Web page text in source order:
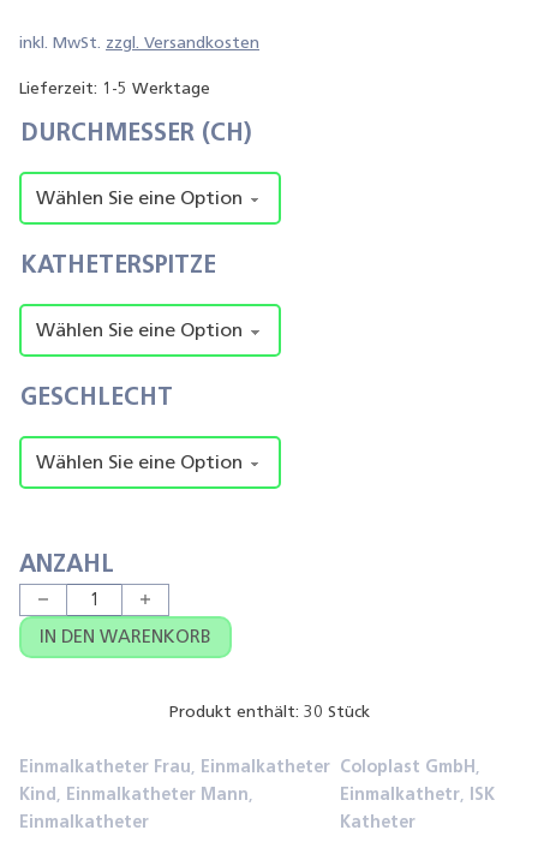
inkl. MwSt. zzgl. Versandkosten
Lieferzeit: 1-5 Werktage
DURCHMESSER (CH)
KATHETERSPITZE
GESCHLECHT
ANZAHL
Coloplast SpeediCath® Einmalkatheter für Männer,
IN DEN WARENKORB
Produkt enthält: 30 Stück
Einmalkatheter Frau, Einmalkatheter
Kind , Einmalkatheter Mann,
Einmalkatheter
Coloplast GmbH ,
Einmalkathetr, ISK
Katheter